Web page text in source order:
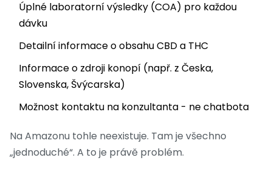
Úplné laboratorní výsledky (COA) pro každou
dávku
Detailní informace o obsahu CBD a THC
Informace o zdroji konopí (např. z Česka,
Slovenska, Švýcarska)
Možnost kontaktu na konzultanta - ne chatbota
Na Amazonu tohle neexistuje. Tam je všechno
„jednoduché“. A to je právě problém.